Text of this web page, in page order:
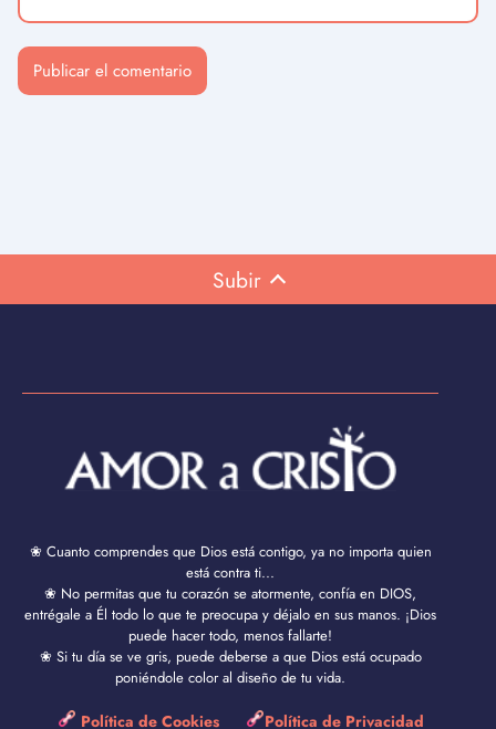
Subir
❀ Cuanto comprendes que Dios está contigo, ya no importa quien
está contra ti...
❀ No permitas que tu corazón se atormente, confía en DIOS,
entrégale a Él todo lo que te preocupa y déjalo en sus manos. ¡Dios
puede hacer todo, menos fallarte!
❀ Si tu día se ve gris, puede deberse a que Dios está ocupado
poniéndole color al diseño de tu vida.
Política de Cookies Política de Privacidad